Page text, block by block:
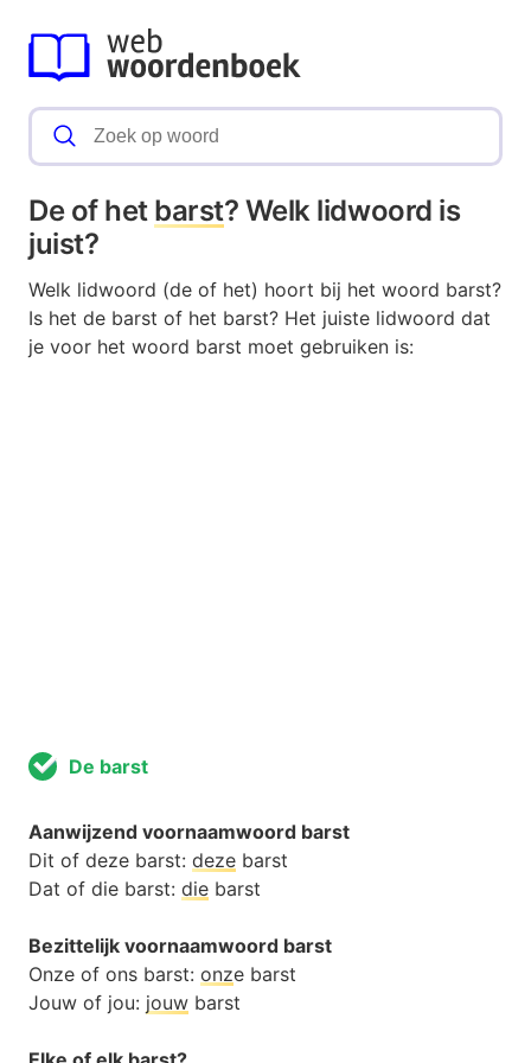
De of het barst? Welk lidwoord is
juist?
Welk lidwoord (de of het) hoort bij het woord barst?
Is het de barst of het barst? Het juiste lidwoord dat
je voor het woord barst moet gebruiken is:
De barst
Aanwijzend voornaamwoord barst
Dit of deze barst: deze barst
Dat of die barst: die barst
Bezittelijk voornaamwoord barst
Onze of ons barst: onze barst
Jouw of jou: jouw barst